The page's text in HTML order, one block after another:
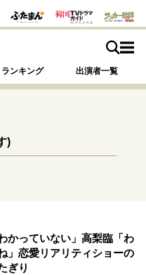
ランキング 出演者一覧
挫折からの再起
ナルの矜持
)
かっていない」高梨臨「わ
」恋愛リアリティショーの
ぎり